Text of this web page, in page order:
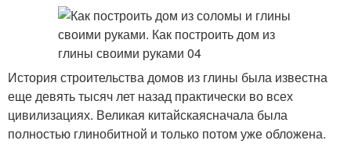
История строительства домов из глины была известна
еще девять тысяч лет назад практически во всех
цивилизациях. Великая китайскаясначала была
полностью глинобитной и только потом уже обложена.